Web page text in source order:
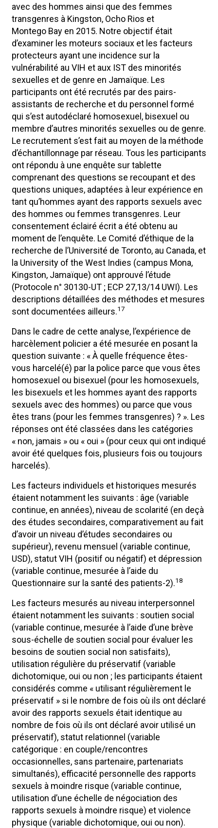
avec des hommes ainsi que des femmes
transgenres à Kingston, Ocho Rios et
Montego Bay en 2015. Notre objectif était
d’examiner les moteurs sociaux et les facteurs
protecteurs ayant une incidence sur la
vulnérabilité au VIH et aux IST des minorités
sexuelles et de genre en Jamaïque. Les
participants ont été recrutés par des pairs-
assistants de recherche et du personnel formé
qui s’est autodéclaré homosexuel, bisexuel ou
membre d’autres minorités sexuelles ou de genre.
Le recrutement s’est fait au moyen de la méthode
d’échantillonnage par réseau. Tous les participants
ont répondu à une enquête sur tablette
comprenant des questions se recoupant et des
questions uniques, adaptées à leur expérience en
tant qu’hommes ayant des rapports sexuels avec
des hommes ou femmes transgenres. Leur
consentement éclairé écrit a été obtenu au
moment de l’enquête. Le Comité d’éthique de la
recherche de l’Université de Toronto, au Canada, et
la University of the West Indies (campus Mona,
Kingston, Jamaïque) ont approuvé l’étude
(Protocole n° 30130-UT ; ECP 27,13/14 UWI). Les
descriptions détaillées des méthodes et mesures
sont documentées ailleurs.17
Dans le cadre de cette analyse, l’expérience de
harcèlement policier a été mesurée en posant la
question suivante : « À quelle fréquence êtes-
vous harcelé(é) par la police parce que vous êtes
homosexuel ou bisexuel (pour les homosexuels,
les bisexuels et les hommes ayant des rapports
sexuels avec des hommes) ou parce que vous
êtes trans (pour les femmes transgenres) ? ». Les
réponses ont été classées dans les catégories
« non, jamais » ou « oui » (pour ceux qui ont indiqué
avoir été quelques fois, plusieurs fois ou toujours
harcelés).
Les facteurs individuels et historiques mesurés
étaient notamment les suivants : âge (variable
continue, en années), niveau de scolarité (en deçà
des études secondaires, comparativement au fait
d’avoir un niveau d’études secondaires ou
supérieur), revenu mensuel (variable continue,
USD), statut VIH (positif ou négatif) et dépression
(variable continue, mesurée à l’aide du
Questionnaire sur la santé des patients-2).18
Les facteurs mesurés au niveau interpersonnel
étaient notamment les suivants : soutien social
(variable continue, mesurée à l’aide d’une brève
sous-échelle de soutien social pour évaluer les
besoins de soutien social non satisfaits),
utilisation régulière du préservatif (variable
dichotomique, oui ou non ; les participants étaient
considérés comme « utilisant régulièrement le
préservatif » si le nombre de fois où ils ont déclaré
avoir des rapports sexuels était identique au
nombre de fois où ils ont déclaré avoir utilisé un
préservatif), statut relationnel (variable
catégorique : en couple/rencontres
occasionnelles, sans partenaire, partenariats
simultanés), efficacité personnelle des rapports
sexuels à moindre risque (variable continue,
utilisation d’une échelle de négociation des
rapports sexuels à moindre risque) et violence
physique (variable dichotomique, oui ou non).